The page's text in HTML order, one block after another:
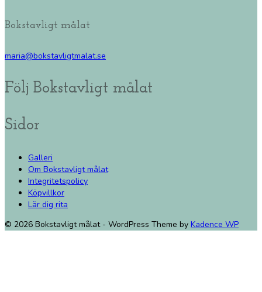
Bokstavligt målat
maria@bokstavligtmalat.se
Följ Bokstavligt målat
Sidor
Galleri
Om Bokstavligt målat
Integritetspolicy
Köpvillkor
Lär dig rita
© 2026 Bokstavligt målat - WordPress Theme by Kadence WP